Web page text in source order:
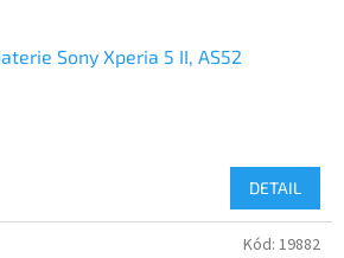
Sony Xperia 5 II, AS52
DETAIL
Kód: 19882